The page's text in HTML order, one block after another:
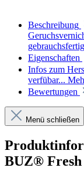
Beschreibung
Eigenschaften
Infos zum
verfübar...
Bewertungen
Menü schließen
BUZ®